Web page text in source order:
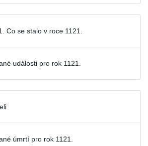
Co se stalo v roce 1121.
události pro rok 1121.
úmrtí pro rok 1121.